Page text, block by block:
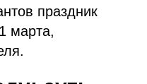
праздник
марта,